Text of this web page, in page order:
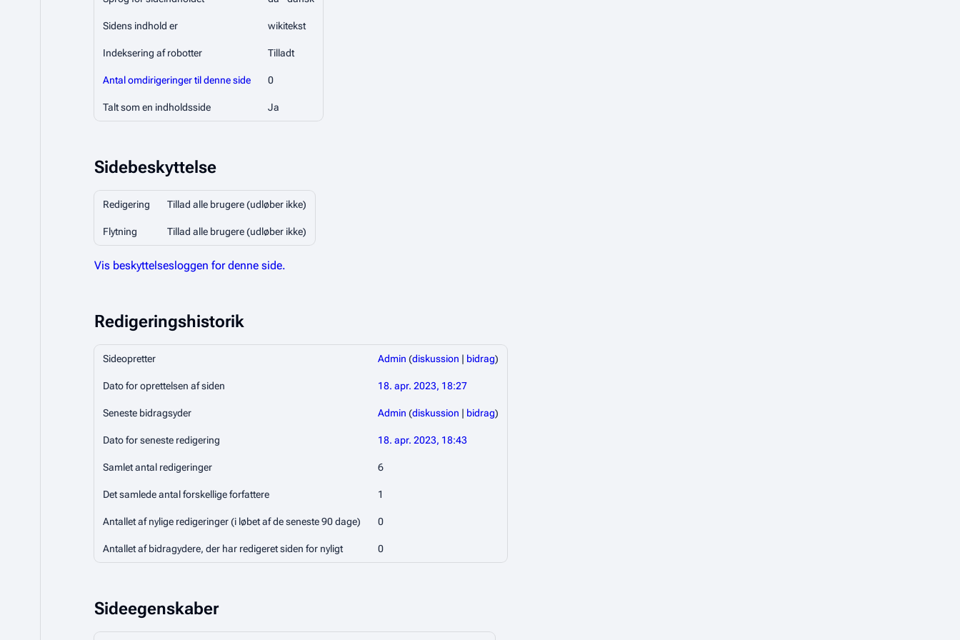
Sidens indhold er wikitekst
Indeksering af robotter Tilladt
Antal omdirigeringer til denne side 0
Talt som en indholdsside Ja
Sidebeskyttelse
Redigering Tillad alle brugere (udløber ikke)
Flytning Tillad alle brugere (udløber ikke)
Vis beskyttelsesloggen for denne side.
Redigeringshistorik
Sideopretter Admin (diskussion | bidrag)
Dato for oprettelsen af siden 18. apr. 2023, 18:27
Seneste bidragsyder Admin (diskussion | bidrag)
Dato for seneste redigering 18. apr. 2023, 18:43
Samlet antal redigeringer 6
Det samlede antal forskellige forfattere 1
Antallet af nylige redigeringer (i løbet af de seneste 90 dage) 0
Antallet af bidragydere, der har redigeret siden for nyligt 0
Sideegenskaber